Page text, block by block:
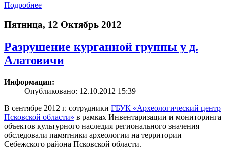
Подробнее
Пятница, 12 Октябрь 2012
Разрушение курганной группы у д.
Алатовичи
Информация:
Опубликовано: 12.10.2012 15:39
В сентябре 2012 г. сотрудники ГБУК «Археологический центр
Псковской области» в рамках Инвентаризации и мониторинга
объектов культурного наследия регионального значения
обследовали памятники археологии на территории
Себежского района Псковской области.